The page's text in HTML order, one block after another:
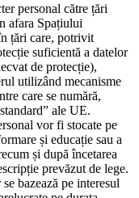
personal către țări
afara Spațiului
țări care, potrivit
suficientă a datelor
de protecție),
utilizând mecanisme
care se numără,
ale UE.
vor fi stocate pe
și educație sau a
și după încetarea
prevăzut de lege.
bazează pe interesul